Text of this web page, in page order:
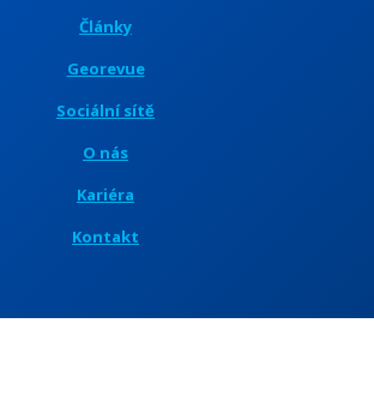
Články
Georevue
Sociální sítě
O nás
Kariéra
Kontakt